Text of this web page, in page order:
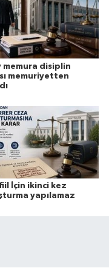
memura disiplin
memuriyetten
fiil İçin ikinci kez
yapılamaz